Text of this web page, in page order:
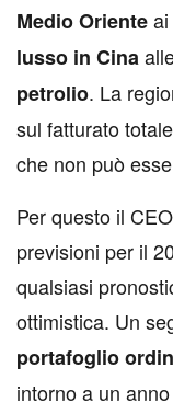
Medio Oriente
lusso in Cina
petrolio. La
sul fatturato
che non può
Per questo il
previsioni per il
qualsiasi
ottimistica. Un
portafoglio
intorno a un